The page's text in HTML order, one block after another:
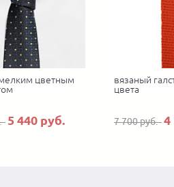
мелким цветным
5 440 руб.
вязаный
цвета
7 700 руб.4